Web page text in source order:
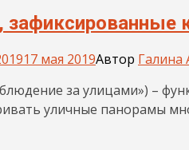
17 мая 2019Автор Галина
за улицами») –
уличные панорамы